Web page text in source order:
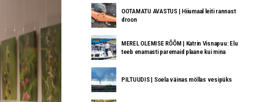
OOTAMATU AVASTUS | Hiiumaal leiti rannast
droon
MEREL OLEMISE RÕÕM | Katrin Visnapuu: Elu
teeb enamasti paremaid plaane kui mina
PILTUUDIS | Soela väinas möllas vesipüks